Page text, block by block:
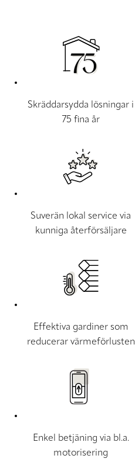
Skräddarsydda lösningar i
75 fina år
Suverän lokal service via
kunniga återförsäljare
Effektiva gardiner som
reducerar värmeförlusten
Enkel betjäning via bl.a.
motorisering